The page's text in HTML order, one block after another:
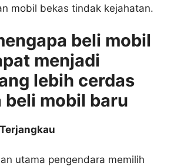
mobil bekas tindak kejahatan.
beli mobil
menjadi
lebih cerdas
beli mobil baru
utama pengendara memilih